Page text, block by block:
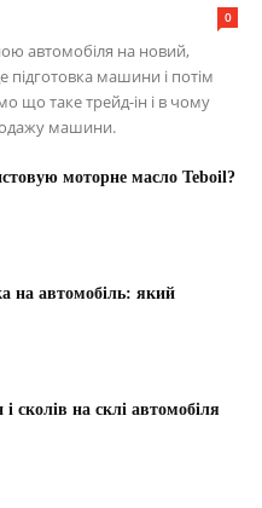
0
автомобіля на новий,
підготовка машини і потім
що таке трейд-ін і в чому
машини.
моторне масло Teboil?
на автомобіль: який
сколів на склі автомобіля